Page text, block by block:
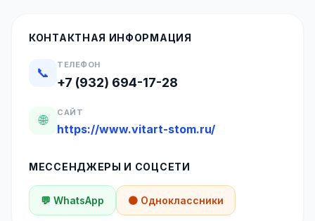
КОНТАКТНАЯ ИНФОРМАЦИЯ
📞
ТЕЛЕФОН
+7 (932) 694-17-28
🌐
САЙТ
https://www.vitart-stom.ru/
МЕССЕНДЖЕРЫ И СОЦСЕТИ
💬 WhatsApp 🟠 Одноклассники